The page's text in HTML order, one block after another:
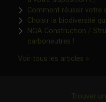
Comment réussir votre
Choisir la biodiversité
NGA Construction /
carboneutres !Ce lien
Voir tous les articles »Ce
Trouver